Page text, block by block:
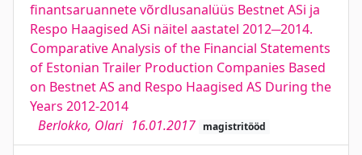
finantsaruannete võrdlusanalüüs Bestnet ASi ja
Respo Haagised ASi näitel aastatel 2012─2014.
Comparative Analysis of the Financial Statements
of Estonian Trailer Production Companies Based
on Bestnet AS and Respo Haagised AS During the
Years 2012-2014
Berlokko, Olari 16.01.2017 magistritööd